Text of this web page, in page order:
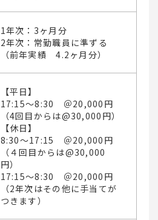
1年次：3ヶ月分
2年次：常勤職員に準ずる
（前年実績 4.2ヶ月分）
【平日】
17:15～8:30 ＠20,000円
（4回目からは@30,000円）
【休日】
8:30～17:15 ＠20,000円
（４回目からは@30,000
円）
17:15～8:30 ＠20,000円
（2年次はその他に手当てが
つきます）